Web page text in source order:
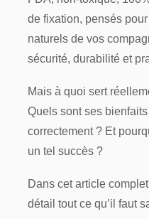
de fixation, pensés
naturels de vos
sécurité, durabilité et
Mais à quoi sert
Quels sont ses
correctement ? Et
un tel succès ?
Dans cet article
détail tout ce qu’il faut